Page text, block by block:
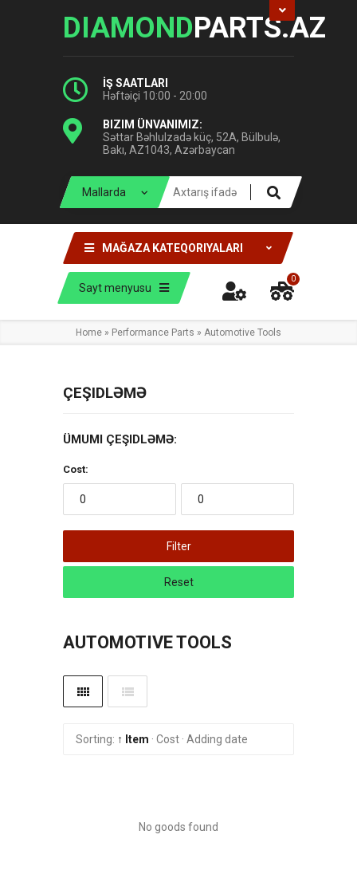
DIAMONDPARTS.AZ
İŞ SAATLARI
Həftəiçi 10:00 - 20:00
BIZIM ÜNVANIMIZ:
Səttar Bəhlulzadə küç, 52A, Bülbulə,
Bakı, AZ1043, Azərbaycan
MAĞAZA KATEQORIYALARI
Sayt menyusu
0
Home » Performance Parts » Automotive Tools
ÇEŞIDLƏMƏ
ÜMUMI ÇEŞIDLƏMƏ:
Cost:
Filter
Reset
AUTOMOTIVE TOOLS
Sorting: ↑ Item · Cost · Adding date
No goods found